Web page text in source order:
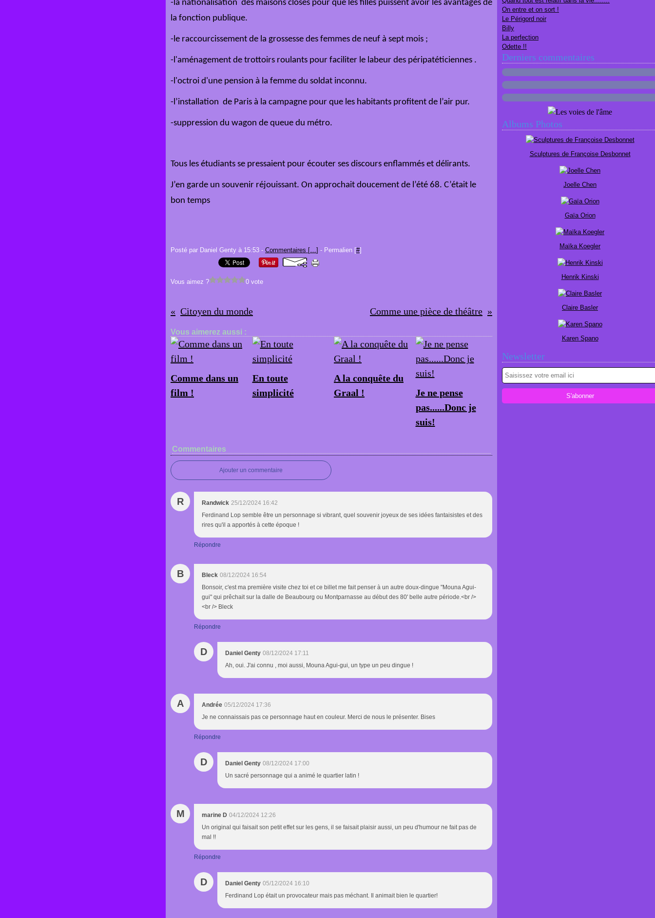
-la nationalisation des maisons closes pour que les filles puissent avoir les avantages de
la fonction publique.
-le raccourcissement de la grossesse des femmes de neuf à sept mois ;
-l'aménagement de trottoirs roulants pour faciliter le labeur des péripatéticiennes .
-l'octroi d'une pension à la femme du soldat inconnu.
-l’installation de Paris à la campagne pour que les habitants profitent de l’air pur.
-suppression du wagon de queue du métro.
Tous les étudiants se pressaient pour écouter ses discours enflammés et délirants.
J’en garde un souvenir réjouissant. On approchait doucement de l’été 68. C’était le
bon temps
Posté par Daniel Genty à 15:53 - Commentaires […] - Permalien [#]
Vous aimez ? 0 vote
Citoyen du monde Comme une pièce de théâtre
Vous aimerez aussi :
Comme dans un
film !
En toute
simplicité
A la conquête du
Graal !
Je ne pense
pas......Donc je
suis!
Commentaires
Ajouter un commentaire
R Randwick 25/12/2024 16:42
Ferdinand Lop semble être un personnage si vibrant, quel souvenir joyeux de ses idées fantaisistes et des
rires qu'il a apportés à cette époque !
Répondre
B Bleck 08/12/2024 16:54
Bonsoir, c'est ma première visite chez toi et ce billet me fait penser à un autre doux-dingue "Mouna Agui-
gui" qui prêchait sur la dalle de Beaubourg ou Montparnasse au début des 80' belle autre période.<br />
<br /> Bleck
Répondre
D Daniel Genty 08/12/2024 17:11
Ah, oui. J'ai connu , moi aussi, Mouna Agui-gui, un type un peu dingue !
A Andrée 05/12/2024 17:36
Je ne connaissais pas ce personnage haut en couleur. Merci de nous le présenter. Bises
Répondre
D Daniel Genty 08/12/2024 17:00
Un sacré personnage qui a animé le quartier latin !
M marine D 04/12/2024 12:26
Un original qui faisait son petit effet sur les gens, il se faisait plaisir aussi, un peu d'humour ne fait pas de
mal !!
Répondre
D Daniel Genty 05/12/2024 16:10
Ferdinand Lop était un provocateur mais pas méchant. Il animait bien le quartier!
On entre et on sort !
Le Périgord noir
Billy
La perfection
Odette !!
Derniers commentaires
Albums Photos
Sculptures de Françoise Desbonnet
Joelle Chen
Gaïa Orion
Maïka Koegler
Henrik Kinski
Claire Basler
Karen Spano
Newsletter